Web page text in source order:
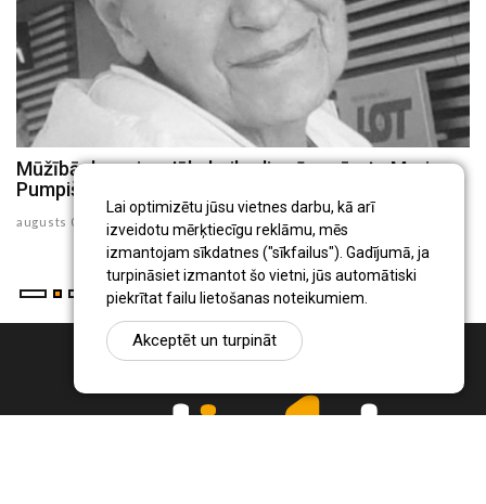
Lai optimizētu jūsu vietnes darbu, kā arī
izveidotu mērķtiecīgu reklāmu, mēs
izmantojam sīkdatnes ("sīkfailus"). Gadījumā, ja
turpināsiet izmantot šo vietni, jūs automātiski
piekrītat failu lietošanas noteikumiem.
Akceptēt un turpināt
Mūžībā devusies Jēkabpils slimnīcas ārste Marina
Pumpiša
augusts 05 , 2026